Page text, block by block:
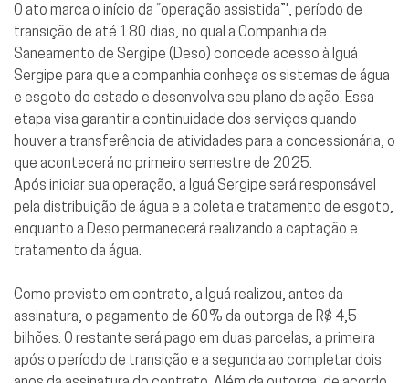
O ato marca o início da “operação assistida”', período de
transição de até 180 dias, no qual a Companhia de
Saneamento de Sergipe (Deso) concede acesso à Iguá
Sergipe para que a companhia conheça os sistemas de água
e esgoto do estado e desenvolva seu plano de ação. Essa
etapa visa garantir a continuidade dos serviços quando
houver a transferência de atividades para a concessionária, o
que acontecerá no primeiro semestre de 2025.
Após iniciar sua operação, a Iguá Sergipe será responsável
pela distribuição de água e a coleta e tratamento de esgoto,
enquanto a Deso permanecerá realizando a captação e
tratamento da água.
Como previsto em contrato, a Iguá realizou, antes da
assinatura, o pagamento de 60% da outorga de R$ 4,5
bilhões. O restante será pago em duas parcelas, a primeira
após o período de transição e a segunda ao completar dois